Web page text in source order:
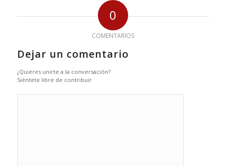
0
COMENTARIOS
Dejar un comentario
¿Quieres unirte a la conversación?
Siéntete libre de contribuir